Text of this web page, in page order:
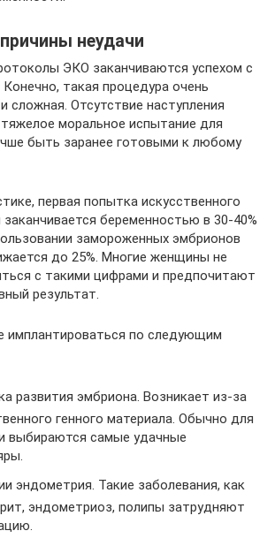
неудачи
ЭКО заканчиваются успехом с
такая процедура очень
сложная. Отсутствие наступления
моральное испытание для
быть заранее готовыми к любому
первая попытка искусственного
беременностью в 30-40%
замороженных эмбрионов
до 25%. Многие женщины не
с такими цифрами и предпочитают
результат.
имплантироваться по следующим
развития эмбриона. Возникает из-за
генного материала. Обычно для
выбираются самые удачные
эндометрия. Такие заболевания, как
эндометриоз, полипы затрудняют